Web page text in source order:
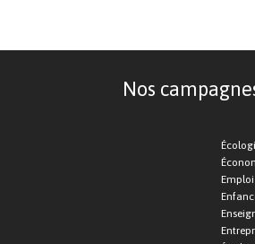
Nos
Emploi